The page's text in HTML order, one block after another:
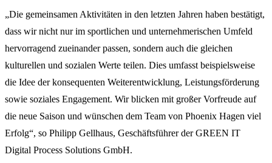
„Die gemeinsamen Aktivitäten in den letzten Jahren haben bestätigt,
dass wir nicht nur im sportlichen und unternehmerischen Umfeld
hervorragend zueinander passen, sondern auch die gleichen
kulturellen und sozialen Werte teilen. Dies umfasst beispielsweise
die Idee der konsequenten Weiterentwicklung, Leistungsförderung
sowie soziales Engagement. Wir blicken mit großer Vorfreude auf
die neue Saison und wünschen dem Team von Phoenix Hagen viel
Erfolg“, so Philipp Gellhaus, Geschäftsführer der GREEN IT
Digital Process Solutions GmbH.